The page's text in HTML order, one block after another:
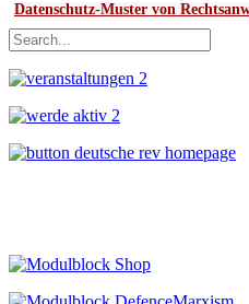
Datenschutz-Muster von